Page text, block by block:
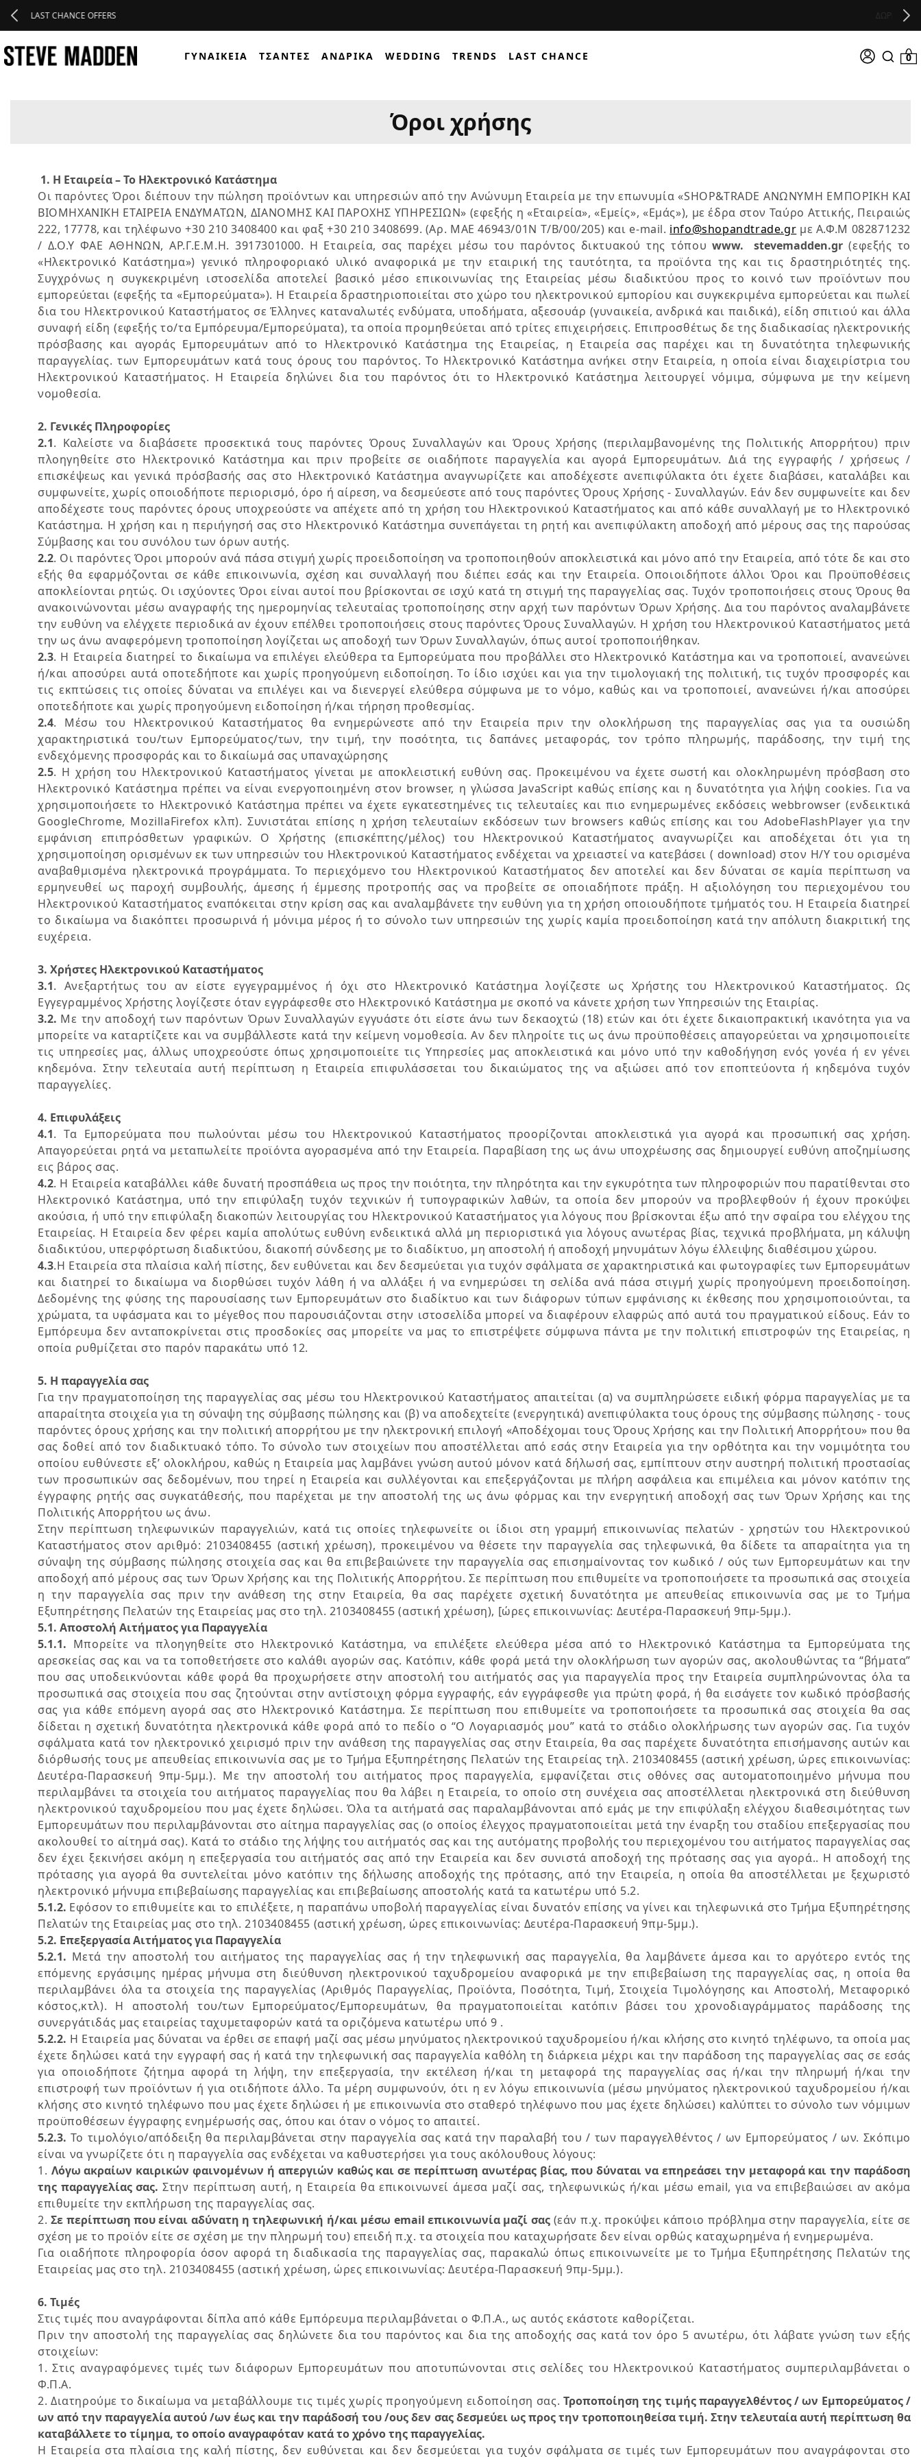
Skip to header
Skip to menu
Skip to content
Skip to footer
ΓΥΝΑΙΚΕΊΑ ΤΣΆΝΤΕΣ ΑΝΔΡΙΚΆ WEDDING TRENDS LAST CHANCE Σύνδεση
Search
0
0
Όροι χρήσης
1. Η Εταιρεία – Το Ηλεκτρονικό Κατάστημα
Οι παρόντες Όροι διέπουν την πώληση προϊόντων και υπηρεσιών από την Ανώνυμη Εταιρεία με την επωνυμία «SHOP&TRADE AΝΩΝΥΜΗ ΕΜΠΟΡΙΚΗ ΚΑΙ
ΒΙΟΜΗΧΑΝΙΚΗ ΕΤΑΙΡΕΙΑ ΕΝΔΥΜΑΤΩΝ, ΔΙΑΝΟΜΗΣ ΚΑΙ ΠΑΡΟΧΗΣ ΥΠΗΡΕΣΙΩΝ» (εφεξής η «Εταιρεία», «Εμείς», «Εμάς»), με έδρα στον Ταύρο Αττικής, Πειραιώς
222, 17778, και τηλέφωνο +30 210 3408400 και φαξ +30 210 3408699. (Αρ. ΜΑΕ 46943/01Ν T/B/00/205) και e-mail. info@shopandtrade.gr με Α.Φ.Μ 082871232
/ Δ.Ο.Υ ΦΑΕ ΑΘΗΝΩΝ, ΑΡ.Γ.Ε.Μ.Η. 3917301000. Η Εταιρεία, σας παρέχει μέσω του παρόντος δικτυακού της τόπουwww. stevemadden.gr (εφεξής το
«Ηλεκτρονικό Κατάστημα») γενικό πληροφοριακό υλικό αναφορικά με την εταιρική της ταυτότητα, τα προϊόντα της και τις δραστηριότητές της.
Συγχρόνως η συγκεκριμένη ιστοσελίδα αποτελεί βασικό μέσο επικοινωνίας της Εταιρείας μέσω διαδικτύου προς το κοινό των προϊόντων που
εμπορεύεται (εφεξής τα «Εμπορεύματα»). Η Εταιρεία δραστηριοποιείται στο χώρο του ηλεκτρονικού εμπορίου και συγκεκριμένα εμπορεύεται και πωλεί
δια του Ηλεκτρονικού Καταστήματος σε Έλληνες καταναλωτές ενδύματα, υποδήματα, αξεσουάρ (γυναικεία, ανδρικά και παιδικά), είδη σπιτιού και άλλα
συναφή είδη (εφεξής το/τα Εμπόρευμα/Εμπορεύματα), τα οποία προμηθεύεται από τρίτες επιχειρήσεις. Επιπροσθέτως δε της διαδικασίας ηλεκτρονικής
πρόσβασης και αγοράς Εμπορευμάτων από το Ηλεκτρονικό Κατάστημα της Εταιρείας, η Εταιρεία σας παρέχει και τη δυνατότητα τηλεφωνικής
παραγγελίας. των Εμπορευμάτων κατά τους όρους του παρόντος. Το Ηλεκτρονικό Κατάστημα ανήκει στην Εταιρεία, η οποία είναι διαχειρίστρια του
Ηλεκτρονικού Καταστήματος. Η Εταιρεία δηλώνει δια του παρόντος ότι το Ηλεκτρονικό Κατάστημα λειτουργεί νόμιμα, σύμφωνα με την κείμενη
νομοθεσία.
2. Γενικές Πληροφορίες
2.1. Καλείστε να διαβάσετε προσεκτικά τους παρόντες Όρους Συναλλαγών και Όρους Χρήσης (περιλαμβανομένης της Πολιτικής Απορρήτου) πριν
πλοηγηθείτε στο Ηλεκτρονικό Κατάστημα και πριν προβείτε σε οιαδήποτε παραγγελία και αγορά Εμπορευμάτων. Διά της εγγραφής / χρήσεως /
επισκέψεως και γενικά πρόσβασής σας στο Ηλεκτρονικό Κατάστημα αναγνωρίζετε και αποδέχεστε ανεπιφύλακτα ότι έχετε διαβάσει, καταλάβει και
συμφωνείτε, χωρίς οποιοδήποτε περιορισμό, όρο ή αίρεση, να δεσμεύεστε από τους παρόντες Όρους Χρήσης - Συναλλαγών. Εάν δεν συμφωνείτε και δεν
αποδέχεστε τους παρόντες όρους υποχρεούστε να απέχετε από τη χρήση του Ηλεκτρονικού Καταστήματος και από κάθε συναλλαγή με το Ηλεκτρονικό
Κατάστημα. Η χρήση και η περιήγησή σας στο Ηλεκτρονικό Κατάστημα συνεπάγεται τη ρητή και ανεπιφύλακτη αποδοχή από μέρους σας της παρούσας
Σύμβασης και του συνόλου των όρων αυτής.
2.2. Οι παρόντες Όροι μπορούν ανά πάσα στιγμή χωρίς προειδοποίηση να τροποποιηθούν αποκλειστικά και μόνο από την Εταιρεία, από τότε δε και στο
εξής θα εφαρμόζονται σε κάθε επικοινωνία, σχέση και συναλλαγή που διέπει εσάς και την Εταιρεία. Οποιοιδήποτε άλλοι Όροι και Προϋποθέσεις
αποκλείονται ρητώς. Οι ισχύοντες Όροι είναι αυτοί που βρίσκονται σε ισχύ κατά τη στιγμή της παραγγελίας σας. Τυχόν τροποποιήσεις στους Όρους θα
ανακοινώνονται μέσω αναγραφής της ημερομηνίας τελευταίας τροποποίησης στην αρχή των παρόντων Όρων Χρήσης. Δια του παρόντος αναλαμβάνετε
την ευθύνη να ελέγχετε περιοδικά αν έχουν επέλθει τροποποιήσεις στους παρόντες Όρους Συναλλαγών. Η χρήση του Ηλεκτρονικού Καταστήματος μετά
την ως άνω αναφερόμενη τροποποίηση λογίζεται ως αποδοχή των Όρων Συναλλαγών, όπως αυτοί τροποποιήθηκαν.
2.3. Η Εταιρεία διατηρεί το δικαίωμα να επιλέγει ελεύθερα τα Εμπορεύματα που προβάλλει στο Ηλεκτρονικό Κατάστημα και να τροποποιεί, ανανεώνει
ή/και αποσύρει αυτά οποτεδήποτε και χωρίς προηγούμενη ειδοποίηση. Το ίδιο ισχύει και για την τιμολογιακή της πολιτική, τις τυχόν προσφορές και
τις εκπτώσεις τις οποίες δύναται να επιλέγει και να διενεργεί ελεύθερα σύμφωνα με το νόμο, καθώς και να τροποποιεί, ανανεώνει ή/και αποσύρει
οποτεδήποτε και χωρίς προηγούμενη ειδοποίηση ή/και τήρηση προθεσμίας.
2.4. Μέσω του Ηλεκτρονικού Καταστήματος θα ενημερώνεστε από την Εταιρεία πριν την ολοκλήρωση της παραγγελίας σας για τα ουσιώδη
χαρακτηριστικά του/των Εμπορεύματος/των, την τιμή, την ποσότητα, τις δαπάνες μεταφοράς, τον τρόπο πληρωμής, παράδοσης, την τιμή της
ενδεχόμενης προσφοράς και το δικαίωμά σας υπαναχώρησης
2.5. Η χρήση του Ηλεκτρονικού Καταστήματος γίνεται με αποκλειστική ευθύνη σας. Προκειμένου να έχετε σωστή και ολοκληρωμένη πρόσβαση στο
Ηλεκτρονικό Κατάστημα πρέπει να είναι ενεργοποιημένη στον browser, η γλώσσα JavaScript καθώς επίσης και η δυνατότητα για λήψη cookies. Για να
χρησιμοποιήσετε το Ηλεκτρονικό Κατάστημα πρέπει να έχετε εγκατεστημένες τις τελευταίες και πιο ενημερωμένες εκδόσεις webbrowser (ενδεικτικά
GoogleChrome, MozillaFirefox κλπ). Συνιστάται επίσης η χρήση τελευταίων εκδόσεων των browsers καθώς επίσης και του AdobeFlashPlayer για την
εμφάνιση επιπρόσθετων γραφικών. Ο Χρήστης (επισκέπτης/μέλος) του Ηλεκτρονικού Καταστήματος αναγνωρίζει και αποδέχεται ότι για τη
χρησιμοποίηση ορισμένων εκ των υπηρεσιών του Ηλεκτρονικού Καταστήματος ενδέχεται να χρειαστεί να κατεβάσει ( download) στον Η/Υ του ορισμένα
αναβαθμισμένα ηλεκτρονικά προγράμματα. Το περιεχόμενο του Ηλεκτρονικού Καταστήματος δεν αποτελεί και δεν δύναται σε καμία περίπτωση να
ερμηνευθεί ως παροχή συμβουλής, άμεσης ή έμμεσης προτροπής σας να προβείτε σε οποιαδήποτε πράξη. Η αξιολόγηση του περιεχομένου του
Ηλεκτρονικού Καταστήματος εναπόκειται στην κρίση σας και αναλαμβάνετε την ευθύνη για τη χρήση οποιουδήποτε τμήματός του. Η Εταιρεία διατηρεί
το δικαίωμα να διακόπτει προσωρινά ή μόνιμα μέρος ή το σύνολο των υπηρεσιών της χωρίς καμία προειδοποίηση κατά την απόλυτη διακριτική της
ευχέρεια.
3. Χρήστες Ηλεκτρονικού Καταστήματος
3.1. Ανεξαρτήτως του αν είστε εγγεγραμμένος ή όχι στο Ηλεκτρονικό Κατάστημα λογίζεστε ως Χρήστης του Ηλεκτρονικού Καταστήματος. Ως
Εγγεγραμμένος Χρήστης λογίζεστε όταν εγγράφεσθε στο Ηλεκτρονικό Κατάστημα με σκοπό να κάνετε χρήση των Υπηρεσιών της Εταιρίας.
3.2. Με την αποδοχή των παρόντων Όρων Συναλλαγών εγγυάστε ότι είστε άνω των δεκαοχτώ (18) ετών και ότι έχετε δικαιοπρακτική ικανότητα για να
μπορείτε να καταρτίζετε και να συμβάλλεστε κατά την κείμενη νομοθεσία. Αν δεν πληροίτε τις ως άνω προϋποθέσεις απαγορεύεται να χρησιμοποιείτε
τις υπηρεσίες μας, άλλως υποχρεούστε όπως χρησιμοποιείτε τις Υπηρεσίες μας αποκλειστικά και μόνο υπό την καθοδήγηση ενός γονέα ή εν γένει
κηδεμόνα. Στην τελευταία αυτή περίπτωση η Εταιρεία επιφυλάσσεται του δικαιώματος της να αξιώσει από τον εποπτεύοντα ή κηδεμόνα τυχόν
παραγγελίες.
4. Επιφυλάξεις
4.1. Τα Εμπορεύματα που πωλούνται μέσω του Ηλεκτρονικού Καταστήματος προορίζονται αποκλειστικά για αγορά και προσωπική σας χρήση.
Απαγορεύεται ρητά να μεταπωλείτε προϊόντα αγορασμένα από την Εταιρεία. Παραβίαση της ως άνω υποχρέωσης σας δημιουργεί ευθύνη αποζημίωσης
εις βάρος σας.
4.2. Η Εταιρεία καταβάλλει κάθε δυνατή προσπάθεια ως προς την ποιότητα, την πληρότητα και την εγκυρότητα των πληροφοριών που παρατίθενται στο
Ηλεκτρονικό Κατάστημα, υπό την επιφύλαξη τυχόν τεχνικών ή τυπογραφικών λαθών, τα οποία δεν μπορούν να προβλεφθούν ή έχουν προκύψει
ακούσια, ή υπό την επιφύλαξη διακοπών λειτουργίας του Ηλεκτρονικού Καταστήματος για λόγους που βρίσκονται έξω από την σφαίρα του ελέγχου της
Εταιρείας. Η Εταιρεία δεν φέρει καμία απολύτως ευθύνη ενδεικτικά αλλά μη περιοριστικά για λόγους ανωτέρας βίας, τεχνικά προβλήματα, μη κάλυψη
διαδικτύου, υπερφόρτωση διαδικτύου, διακοπή σύνδεσης με το διαδίκτυο, μη αποστολή ή αποδοχή μηνυμάτων λόγω έλλειψης διαθέσιμου χώρου.
4.3.Η Εταιρεία στα πλαίσια καλή πίστης, δεν ευθύνεται και δεν δεσμεύεται για τυχόν σφάλματα σε χαρακτηριστικά και φωτογραφίες των Εμπορευμάτων
και διατηρεί το δικαίωμα να διορθώσει τυχόν λάθη ή να αλλάξει ή να ενημερώσει τη σελίδα ανά πάσα στιγμή χωρίς προηγούμενη προειδοποίηση.
Δεδομένης της φύσης της παρουσίασης των Εμπορευμάτων στο διαδίκτυο και των διάφορων τύπων εμφάνισης κι έκθεσης που χρησιμοποιούνται, τα
χρώματα, τα υφάσματα και το μέγεθος που παρουσιάζονται στην ιστοσελίδα μπορεί να διαφέρουν ελαφρώς από αυτά του πραγματικού είδους. Εάν το
Εμπόρευμα δεν ανταποκρίνεται στις προσδοκίες σας μπορείτε να μας το επιστρέψετε σύμφωνα πάντα με την πολιτική επιστροφών της Εταιρείας, η
οποία ρυθμίζεται στο παρόν παρακάτω υπό 12.
5. Η παραγγελία σας
Για την πραγματοποίηση της παραγγελίας σας μέσω του Ηλεκτρονικού Καταστήματος απαιτείται (α) να συμπληρώσετε ειδική φόρμα παραγγελίας με τα
απαραίτητα στοιχεία για τη σύναψη της σύμβασης πώλησης και (β) να αποδεχτείτε (ενεργητικά) ανεπιφύλακτα τους όρους της σύμβασης πώλησης - τους
παρόντες όρους χρήσης και την πολιτική απορρήτου με την ηλεκτρονική επιλογή «Αποδέχομαι τους Όρους Χρήσης και την Πολιτική Απορρήτου» που θα
σας δοθεί από τον διαδικτυακό τόπο. Το σύνολο των στοιχείων που αποστέλλεται από εσάς στην Εταιρεία για την ορθότητα και την νομιμότητα του
οποίου ευθύνεστε εξ’ ολοκλήρου, καθώς η Εταιρεία μας λαμβάνει γνώση αυτού μόνον κατά δήλωσή σας, εμπίπτουν στην αυστηρή πολιτική προστασίας
των προσωπικών σας δεδομένων, που τηρεί η Εταιρεία και συλλέγονται και επεξεργάζονται με πλήρη ασφάλεια και επιμέλεια και μόνον κατόπιν της
έγγραφης ρητής σας συγκατάθεσής, που παρέχεται με την αποστολή της ως άνω φόρμας και την ενεργητική αποδοχή σας των Όρων Χρήσης και της
Πολιτικής Απορρήτου ως άνω.
Στην περίπτωση τηλεφωνικών παραγγελιών, κατά τις οποίες τηλεφωνείτε οι ίδιοι στη γραμμή επικοινωνίας πελατών - χρηστών του Ηλεκτρονικού
Καταστήματος στον αριθμό: 2103408455 (αστική χρέωση), προκειμένου να θέσετε την παραγγελία σας τηλεφωνικά, θα δίδετε τα απαραίτητα για τη
σύναψη της σύμβασης πώλησης στοιχεία σας και θα επιβεβαιώνετε την παραγγελία σας επισημαίνοντας τον κωδικό / ούς των Εμπορευμάτων και την
αποδοχή από μέρους σας των Όρων Χρήσης και της Πολιτικής Απορρήτου. Σε περίπτωση που επιθυμείτε να τροποποιήσετε τα προσωπικά σας στοιχεία
η την παραγγελία σας πριν την ανάθεση της στην Εταιρεία, θα σας παρέχετε σχετική δυνατότητα με απευθείας επικοινωνία σας με το Τμήμα
Εξυπηρέτησης Πελατών της Εταιρείας μας στο τηλ. 2103408455 (αστική χρέωση), [ώρες επικοινωνίας: Δευτέρα-Παρασκευή 9πμ-5μμ.).
5.1. Αποστολή Αιτήματος για Παραγγελία
5.1.1. Μπορείτε να πλοηγηθείτε στο Ηλεκτρονικό Κατάστημα, να επιλέξετε ελεύθερα μέσα από το Ηλεκτρονικό Κατάστημα τα Εμπορεύματα της
αρεσκείας σας και να τα τοποθετήσετε στο καλάθι αγορών σας. Κατόπιν, κάθε φορά μετά την ολοκλήρωση των αγορών σας, ακολουθώντας τα “βήματα”
που σας υποδεικνύονται κάθε φορά θα προχωρήσετε στην αποστολή του αιτήματός σας για παραγγελία προς την Εταιρεία συμπληρώνοντας όλα τα
προσωπικά σας στοιχεία που σας ζητούνται στην αντίστοιχη φόρμα εγγραφής, εάν εγγράφεσθε για πρώτη φορά, ή θα εισάγετε τον κωδικό πρόσβασής
σας για κάθε επόμενη αγορά σας στο Ηλεκτρονικό Κατάστημα. Σε περίπτωση που επιθυμείτε να τροποποιήσετε τα προσωπικά σας στοιχεία θα σας
δίδεται η σχετική δυνατότητα ηλεκτρονικά κάθε φορά από το πεδίο ο “Ο Λογαριασμός μου” κατά το στάδιο ολοκλήρωσης των αγορών σας. Για τυχόν
σφάλματα κατά τον ηλεκτρονικό χειρισμό πριν την ανάθεση της παραγγελίας σας στην Εταιρεία, θα σας παρέχετε δυνατότητα επισήμανσης αυτών και
διόρθωσής τους με απευθείας επικοινωνία σας με το Τμήμα Εξυπηρέτησης Πελατών της Εταιρείας τηλ. 2103408455 (αστική χρέωση, ώρες επικοινωνίας:
Δευτέρα-Παρασκευή 9πμ-5μμ.). Με την αποστολή του αιτήματος προς παραγγελία, εμφανίζεται στις οθόνες σας αυτοματοποιημένο μήνυμα που
περιλαμβάνει τα στοιχεία του αιτήματος παραγγελίας που θα λάβει η Εταιρεία, το οποίο στη συνέχεια σας αποστέλλεται ηλεκτρονικά στη διεύθυνση
ηλεκτρονικού ταχυδρομείου που μας έχετε δηλώσει. Όλα τα αιτήματά σας παραλαμβάνονται από εμάς με την επιφύλαξη ελέγχου διαθεσιμότητας των
Εμπορευμάτων που περιλαμβάνονται στο αίτημα παραγγελίας σας (ο οποίος έλεγχος πραγματοποιείται μετά την έναρξη του σταδίου επεξεργασίας που
ακολουθεί το αίτημά σας). Κατά το στάδιο της λήψης του αιτήματός σας και της αυτόματης προβολής του περιεχομένου του αιτήματος παραγγελίας σας
δεν έχει ξεκινήσει ακόμη η επεξεργασία του αιτήματός σας από την Εταιρεία και δεν συνιστά αποδοχή της πρότασης σας για αγορά.. Η αποδοχή της
πρότασης για αγορά θα συντελείται μόνο κατόπιν της δήλωσης αποδοχής της πρότασης, από την Εταιρεία, η οποία θα αποστέλλεται με ξεχωριστό
ηλεκτρονικό μήνυμα επιβεβαίωσης παραγγελίας και επιβεβαίωσης αποστολής κατά τα κατωτέρω υπό 5.2.
5.1.2. Εφόσον το επιθυμείτε και το επιλέξετε, η παραπάνω υποβολή παραγγελίας είναι δυνατόν επίσης να γίνει και τηλεφωνικά στο Τμήμα Εξυπηρέτησης
Πελατών της Εταιρείας μας στο τηλ. 2103408455 (αστική χρέωση, ώρες επικοινωνίας: Δευτέρα-Παρασκευή 9πμ-5μμ.).
5.2. Επεξεργασία Αιτήματος για Παραγγελία
5.2.1. Μετά την αποστολή του αιτήματος της παραγγελίας σας ή την τηλεφωνική σας παραγγελία, θα λαμβάνετε άμεσα και το αργότερο εντός της
επόμενης εργάσιμης ημέρας μήνυμα στη διεύθυνση ηλεκτρονικού ταχυδρομείου αναφορικά με την επιβεβαίωση της παραγγελίας σας, η οποία θα
περιλαμβάνει όλα τα στοιχεία της παραγγελίας (Αριθμός Παραγγελίας, Προϊόντα, Ποσότητα, Τιμή, Στοιχεία Τιμολόγησης και Αποστολή, Μεταφορικό
κόστος,κτλ). Η αποστολή του/των Εμπορεύματος/Εμπορευμάτων, θα πραγματοποιείται κατόπιν βάσει του χρονοδιαγράμματος παράδοσης της
συνεργάτιδάς μας εταιρείας ταχυμεταφορών κατά τα οριζόμενα κατωτέρω υπό 9 .
5.2.2. Η Εταιρεία μας δύναται να έρθει σε επαφή μαζί σας μέσω μηνύματος ηλεκτρονικού ταχυδρομείου ή/και κλήσης στο κινητό τηλέφωνο, τα οποία μας
έχετε δηλώσει κατά την εγγραφή σας ή κατά την τηλεφωνική σας παραγγελία καθόλη τη διάρκεια μέχρι και την παράδοση της παραγγελίας σας σε εσάς
για οποιοδήποτε ζήτημα αφορά τη λήψη, την επεξεργασία, την εκτέλεση ή/και τη μεταφορά της παραγγελίας σας ή/και την πληρωμή ή/και την
επιστροφή των προϊόντων ή για οτιδήποτε άλλο. Τα μέρη συμφωνούν, ότι η εν λόγω επικοινωνία (μέσω μηνύματος ηλεκτρονικού ταχυδρομείου ή/και
κλήσης στο κινητό τηλέφωνο που μας έχετε δηλώσει ή με επικοινωνία στο σταθερό τηλέφωνο που μας έχετε δηλώσει) καλύπτει το σύνολο των νόμιμων
προϋποθέσεων έγγραφης ενημέρωσής σας, όπου και όταν ο νόμος το απαιτεί.
5.2.3. Το τιμολόγιο/απόδειξη θα περιλαμβάνεται στην παραγγελία σας κατά την παραλαβή του / των παραγγελθέντος / ων Εμπορεύματος / ων. Σκόπιμο
είναι να γνωρίζετε ότι η παραγγελία σας ενδέχεται να καθυστερήσει για τους ακόλουθους λόγους:
1. Λόγω ακραίων καιρικών φαινομένων ή απεργιών καθώς και σε περίπτωση ανωτέρας βίας, που δύναται να επηρεάσει την μεταφορά και την παράδοση
της παραγγελίας σας. Στην περίπτωση αυτή, η Εταιρεία θα επικοινωνεί άμεσα μαζί σας, τηλεφωνικώς ή/και μέσω email, για να επιβεβαιώσει αν ακόμα
επιθυμείτε την εκπλήρωση της παραγγελίας σας.
2.Σε περίπτωση που είναι αδύνατη η τηλεφωνική ή/και μέσω email επικοινωνία μαζί σας(εάν π.χ. προκύψει κάποιο πρόβλημα στην παραγγελία, είτε σε
σχέση με το προϊόν είτε σε σχέση με την πληρωμή του) επειδή π.χ. τα στοιχεία που καταχωρήσατε δεν είναι ορθώς καταχωρημένα ή ενημερωμένα.
Για οιαδήποτε πληροφορία όσον αφορά τη διαδικασία της παραγγελίας σας, παρακαλώ όπως επικοινωνείτε με το Τμήμα Εξυπηρέτησης Πελατών της
Εταιρείας μας στο τηλ. 2103408455 (αστική χρέωση, ώρες επικοινωνίας: Δευτέρα-Παρασκευή 9πμ-5μμ.).
6. Τιμές
Στις τιμές που αναγράφονται δίπλα από κάθε Εμπόρευμα περιλαμβάνεται ο Φ.Π.Α., ως αυτός εκάστοτε καθορίζεται.
Πριν την αποστολή της παραγγελίας σας δηλώνετε δια του παρόντος και δια της αποδοχής σας κατά τον όρο 5 ανωτέρω, ότι λάβατε γνώση των εξής
στοιχείων:
1. Στις αναγραφόμενες τιμές των διάφορων Εμπορευμάτων που αποτυπώνονται στις σελίδες του Ηλεκτρονικού Καταστήματος συμπεριλαμβάνεται o
Φ.Π.Α.
2. Διατηρούμε το δικαίωμα να μεταβάλλουμε τις τιμές χωρίς προηγούμενη ειδοποίηση σας.Τροποποίηση της τιμής παραγγελθέντος / ων Εμπορεύματος /
ων από την παραγγελία αυτού /ων έως και την παράδοσή του /ους δεν σας δεσμεύει ως προς την τροποποιηθείσα τιμή. Στην τελευταία αυτή περίπτωση θα
καταβάλλετε το τίμημα, το οποίο αναγραφόταν κατά το χρόνο της παραγγελίας.
Η Εταιρεία στα πλαίσια της καλή πίστης, δεν ευθύνεται και δεν δεσμεύεται για τυχόν σφάλματα σε τιμές των Εμπορευμάτων που αναγράφονται στο